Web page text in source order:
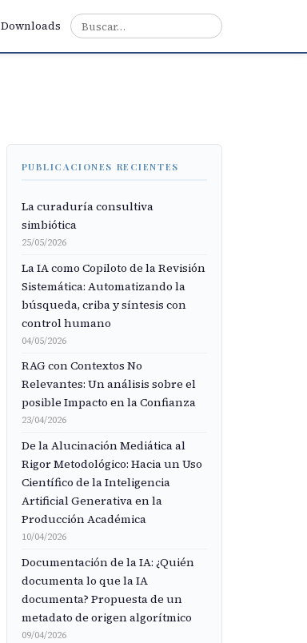
Downloads
PUBLICACIONES RECIENTES
La curaduría consultiva
simbiótica
25/05/2026
La IA como Copiloto de la Revisión
Sistemática: Automatizando la
búsqueda, criba y síntesis con
control humano
04/05/2026
RAG con Contextos No
Relevantes: Un análisis sobre el
posible Impacto en la Confianza
23/04/2026
De la Alucinación Mediática al
Rigor Metodológico: Hacia un Uso
Científico de la Inteligencia
Artificial Generativa en la
Producción Académica
10/04/2026
Documentación de la IA: ¿Quién
documenta lo que la IA
documenta? Propuesta de un
metadato de origen algorítmico
09/04/2026